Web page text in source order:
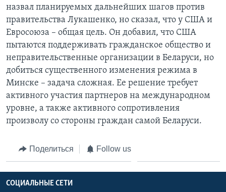
назвал планируемых дальнейших шагов против
правительства Лукашенко, но сказал, что у США и
Евросоюза – общая цель. Он добавил, что США
пытаются поддерживать гражданское общество и
неправительственные организации в Беларуси, но
добиться существенного изменения режима в
Минске – задача сложная. Ее решение требует
активного участия партнеров на международном
уровне, а также активного сопротивления
произволу со стороны граждан самой Беларуси.
Поделиться Follow us
СОЦИАЛЬНЫЕ СЕТИ